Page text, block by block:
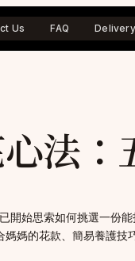
Us FAQ Delivery
法
開始思索如何挑選一份
媽的花款、簡易養護技